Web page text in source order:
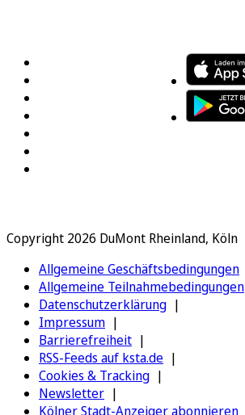
Copyright 2026 DuMont Rheinland, Köln
Allgemeine Geschäftsbedingungen
Allgemeine Teilnahmebedingungen
Datenschutzerklärung
Impressum
Barrierefreiheit
RSS-Feeds auf ksta.de
Cookies & Tracking
Newsletter
Kölner Stadt-Anzeiger abonnieren